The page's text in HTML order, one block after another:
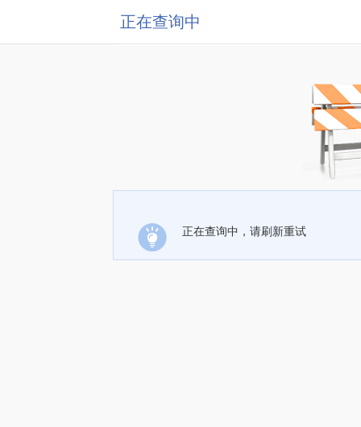
正在查询中
正在查询中，请刷新重试